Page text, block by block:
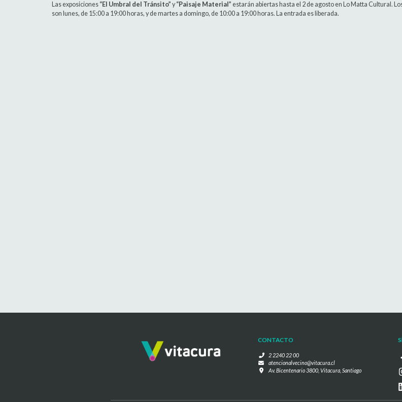
Las exposiciones “El Umbral del Tránsito” y“Paisaje Material” estarán abiertas hasta el 2 de agosto en Lo Matta Cultural.
son lunes, de 15:00 a 19:00 horas, y de martes a domingo, de 10:00 a 19:00 horas. La entrada es liberada.
CONTACTO
2 2240 22 00
atencionalvecino@vitacura.cl
Av. Bicentenario 3800, Vitacura, Santiago